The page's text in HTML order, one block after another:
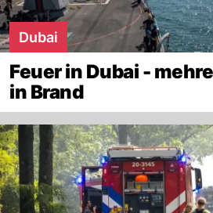
Dubai
Feuer in Dubai -
in Brand